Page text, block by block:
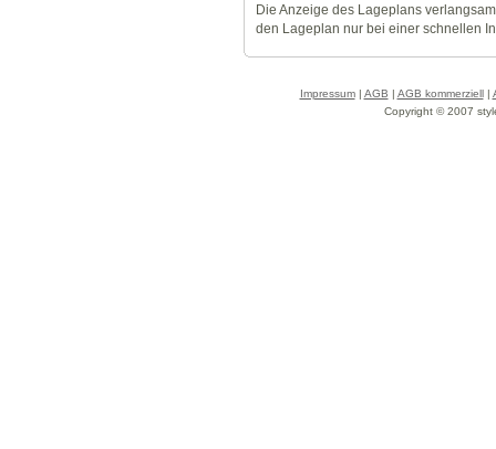
Die Anzeige des Lageplans
den Lageplan nur bei einer schnellen
Impressum| AGB | AGB kommerziell|
Copyright © 2007